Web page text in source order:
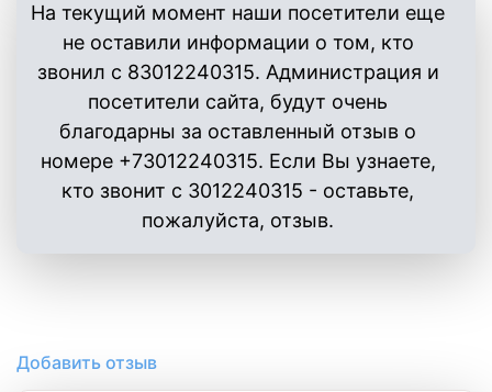
На текущий момент наши посетители еще
не оставили информации о том, кто
звонил с 83012240315. Администрация и
посетители сайта, будут очень
благодарны за оставленный отзыв о
номере +73012240315. Если Вы узнаете,
кто звонит с 3012240315 - оставьте,
пожалуйста, отзыв.
Добавить отзыв